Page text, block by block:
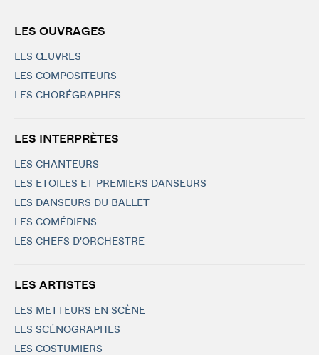
LES OUVRAGES
LES ŒUVRES
LES COMPOSITEURS
LES CHORÉGRAPHES
LES INTERPRÈTES
LES CHANTEURS
LES ETOILES ET PREMIERS DANSEURS
LES DANSEURS DU BALLET
LES COMÉDIENS
LES CHEFS D'ORCHESTRE
LES ARTISTES
LES METTEURS EN SCÈNE
LES SCÉNOGRAPHES
LES COSTUMIERS